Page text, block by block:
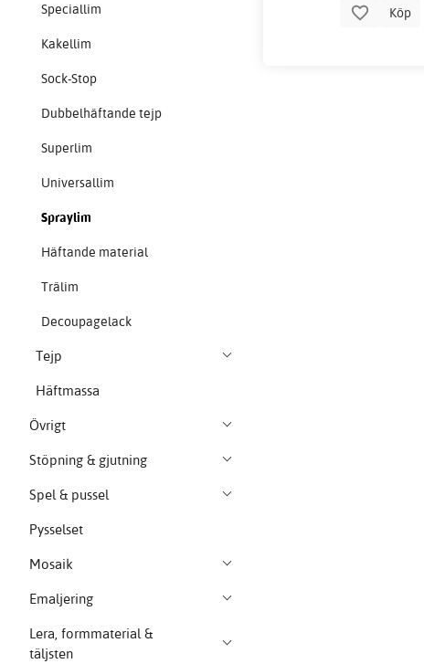
Speciallim
Kakellim
Sock-Stop
Dubbelhäftande tejp
Superlim
Universallim
Spraylim
Häftande material
Trälim
Decoupagelack
Tejp
Häftmassa
Övrigt
Stöpning & gjutning
Spel & pussel
Pysselset
Mosaik
Emaljering
Lera, formmaterial &
täljsten
Köp